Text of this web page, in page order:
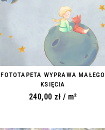
FOTOTAPETA WYPRAWA MAŁEGO
KSIĘCIA
240,00zł / m²